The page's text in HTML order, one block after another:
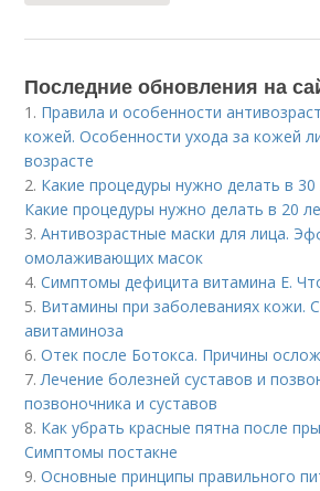
Последние обновления на
1. Правила и особенности
кожей. Особенности ухода за кожей
возрасте
2. Какие процедуры нужно делать в
Какие процедуры нужно делать в 20
3.Антивозрастные маски для лица.
омолаживающих масок
4.Симптомы дефицита витамина E.
5. Витамины при заболеваниях кожи.
авитаминоза
6.Отек после Ботокса. Причины
7. Лечение болезней суставов и
позвоночника и суставов
8. Как убрать красные пятна после
Симптомы постакне
9.Основные принципы правильного